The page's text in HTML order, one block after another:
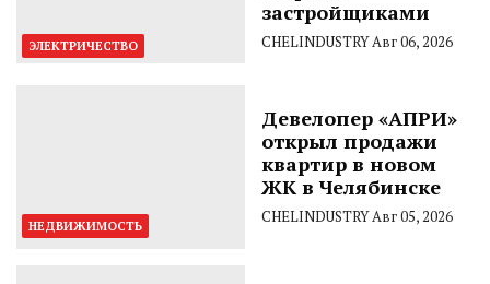
ЭЛЕКТРИЧЕСТВО
застройщиками
CHELINDUSTRYАвг 06, 2026
НЕДВИЖИМОСТЬ
Девелопер «АПРИ»
открыл продажи
квартир в новом
ЖК в Челябинске
CHELINDUSTRYАвг 05, 2026